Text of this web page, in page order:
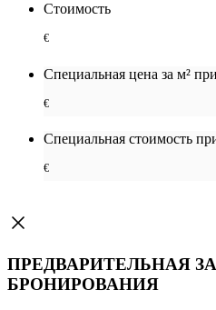
Стоимость
€
Специальная цена за м²
€
Специальная cтоимость
€
ПРЕДВАРИТЕЛЬНАЯ
БРОНИРОВАНИЯ